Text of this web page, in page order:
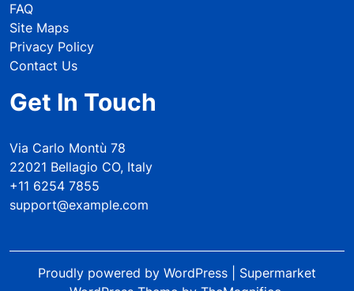
FAQ
Site Maps
Privacy Policy
Contact Us
Get In Touch
Via Carlo Montù 78
22021 Bellagio CO, Italy
+11 6254 7855
support@example.com
Proudly powered by WordPress
Supermarket